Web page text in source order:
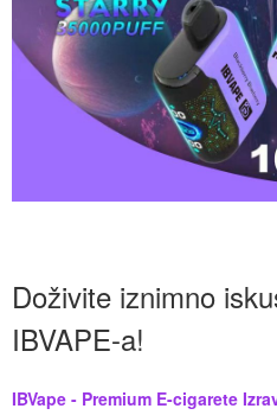
Doživite iznimno
IBVAPE-a!
IBVape - Premium E-cigarete